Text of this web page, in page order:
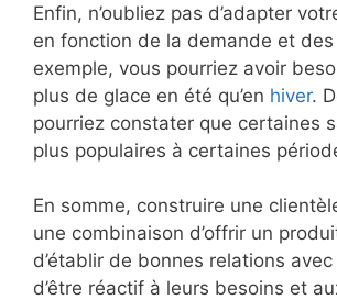
Enfin, n’oubliez pas d’adapter
en fonction de la demande et
exemple, vous pourriez avoir
plus de glace en été qu’en hiver.
pourriez constater que certaines
plus populaires à certaines
En somme, construire une
une combinaison d’offrir un
d’établir de bonnes relations
d’être réactif à leurs besoins et